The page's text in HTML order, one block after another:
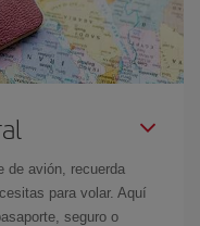
de avión, recuerda
para volar. Aquí
seguro o